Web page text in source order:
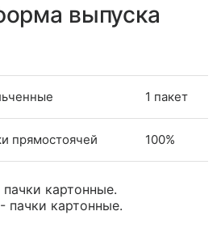
выпуска
1 пакет
прямостоячей 100%
картонные.
пачки картонные.